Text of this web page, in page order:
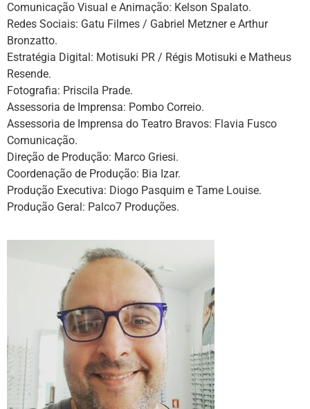
Comunicação Visual e Animação: Kelson Spalato.
Redes Sociais: Gatu Filmes / Gabriel Metzner e Arthur
Bronzatto.
Estratégia Digital: Motisuki PR / Régis Motisuki e Matheus
Resende.
Fotografia: Priscila Prade.
Assessoria de Imprensa: Pombo Correio.
Assessoria de Imprensa do Teatro Bravos: Flavia Fusco
Comunicação.
Direção de Produção: Marco Griesi.
Coordenação de Produção: Bia Izar.
Produção Executiva: Diogo Pasquim e Tame Louise.
Produção Geral: Palco7 Produções.